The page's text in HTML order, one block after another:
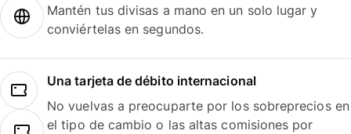
Mantén tus divisas a mano en un solo lugar y
conviértelas en segundos.
Una tarjeta de débito internacional
No vuelvas a preocuparte por los sobreprecios en
el tipo de cambio o las altas comisiones por